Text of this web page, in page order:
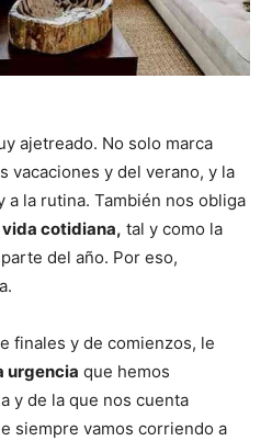
ajetreado. No solo marca
vacaciones y del verano, y la
a la rutina. También nos obliga
vida cotidiana, tal y como la
del año. Por eso,
finales y de comienzos, le
urgencia que hemos
y de la que nos cuenta
siempre vamos corriendo a